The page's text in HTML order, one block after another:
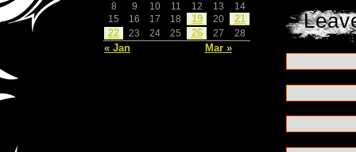
« Jan Mar »
8
9 10 11 12 13
14
15
16 17 18 19 20
21
22
23 24 25 26 27 28